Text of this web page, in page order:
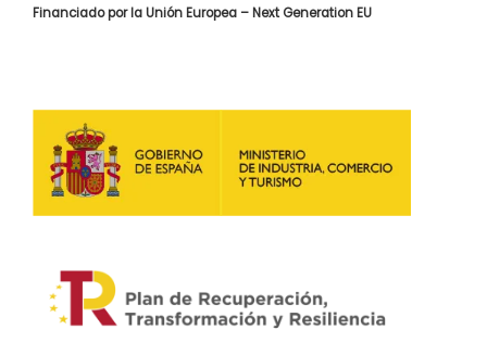
Financiado por la Unión Europea – Next Generation EU